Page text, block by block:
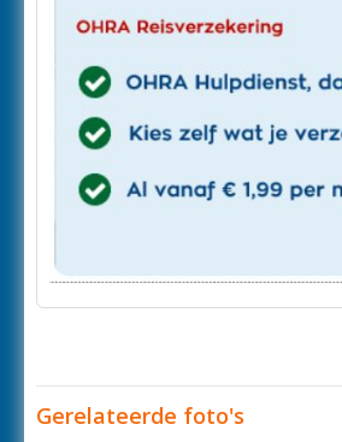
Gerelateerde foto's